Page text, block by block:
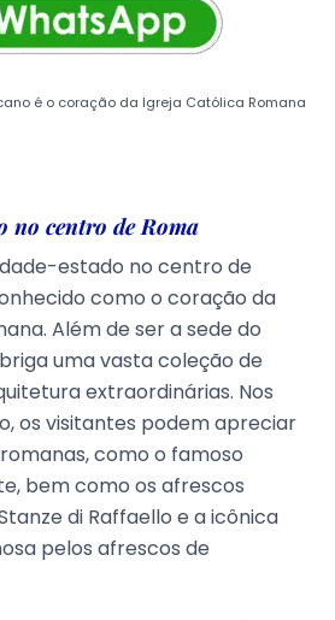
é o coração da Igreja Católica Romana
no centro de Roma
estado no centro de
como o coração da
Além de ser a sede do
uma vasta coleção de
extraordinárias. Nos
os visitantes podem apreciar
como o famoso
bem como os afrescos
di Raffaello e a icônica
pelos afrescos de